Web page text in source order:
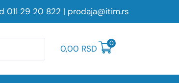
011 29 20 822 | prodaja@itim.rs
0,00 RSD
0